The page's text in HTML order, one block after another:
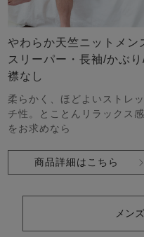
やわらか天竺ニットメン
スリーパー・長袖/かぶ
襟なし
柔らかく、ほどよいストレッ
チ性。とことんリラックス感
をお求めなら
商品詳細はこちら
メン